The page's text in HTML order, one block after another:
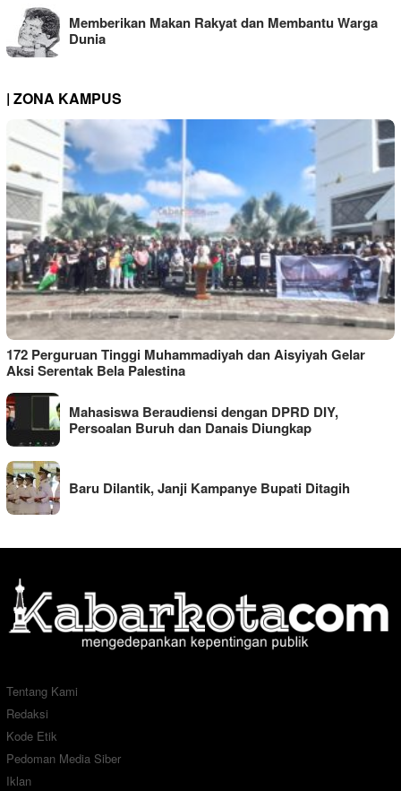
Memberikan Makan Rakyat dan Membantu Warga
Dunia
| ZONA KAMPUS
172 Perguruan Tinggi Muhammadiyah dan Aisyiyah Gelar
Aksi Serentak Bela Palestina
Mahasiswa Beraudiensi dengan DPRD DIY,
Persoalan Buruh dan Danais Diungkap
Baru Dilantik, Janji Kampanye Bupati Ditagih
Tentang Kami
Redaksi
Kode Etik
Pedoman Media Siber
Iklan